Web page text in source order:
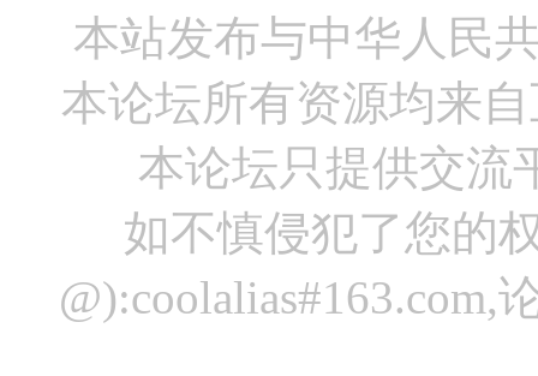
本站发布与中华人民
本论坛所有资源均来
本论坛只提供交流
如不慎侵犯了您的